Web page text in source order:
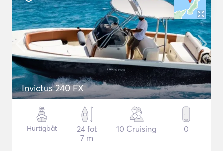
Invictus 240 FX
Hurtigbåt
24 fot
7 m
10 Cruising 0